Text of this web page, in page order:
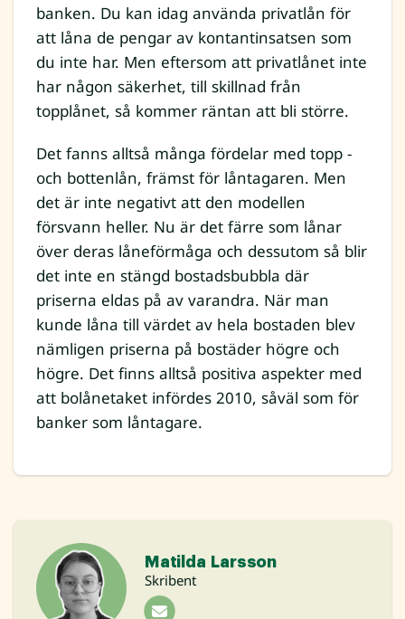
banken. Du kan idag använda privatlån för
att låna de pengar av kontantinsatsen som
du inte har. Men eftersom att privatlånet inte
har någon säkerhet, till skillnad från
topplånet, så kommer räntan att bli större.
Det fanns alltså många fördelar med topp -
och bottenlån, främst för låntagaren. Men
det är inte negativt att den modellen
försvann heller. Nu är det färre som lånar
över deras låneförmåga och dessutom så blir
det inte en stängd bostadsbubbla där
priserna eldas på av varandra. När man
kunde låna till värdet av hela bostaden blev
nämligen priserna på bostäder högre och
högre. Det finns alltså positiva aspekter med
att bolånetaket infördes 2010, såväl som för
banker som låntagare.
Matilda Larsson
Skribent